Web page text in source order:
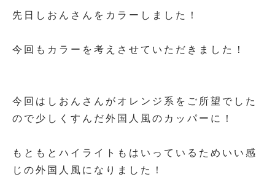
先日しおんさんをカラーしました！
今回もカラーを考えさせていただきました！
今回はしおんさんがオレンジ系をご所望でした
ので少しくすんだ外国人風のカッパーに！
もともとハイライトもはいっているためいい感
じの外国人風になりました！